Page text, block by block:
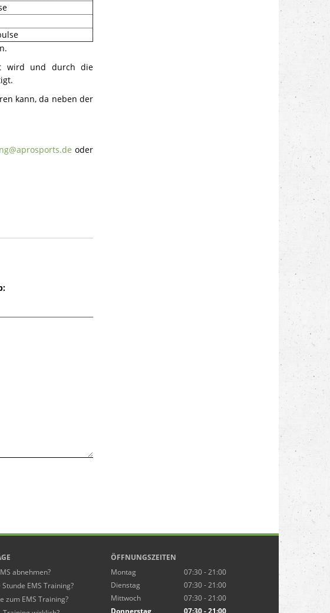
wird und durch die
kann, da neben der
oder
abnehmen?
EMS Training?
zum EMS Training?
ÖFFNUNGSZEITEN
Montag
07:30 - 21:00
Dienstag
07:30 - 21:00
Mittwoch
07:30 - 21:00
Donnerstag
07:30 - 21:00